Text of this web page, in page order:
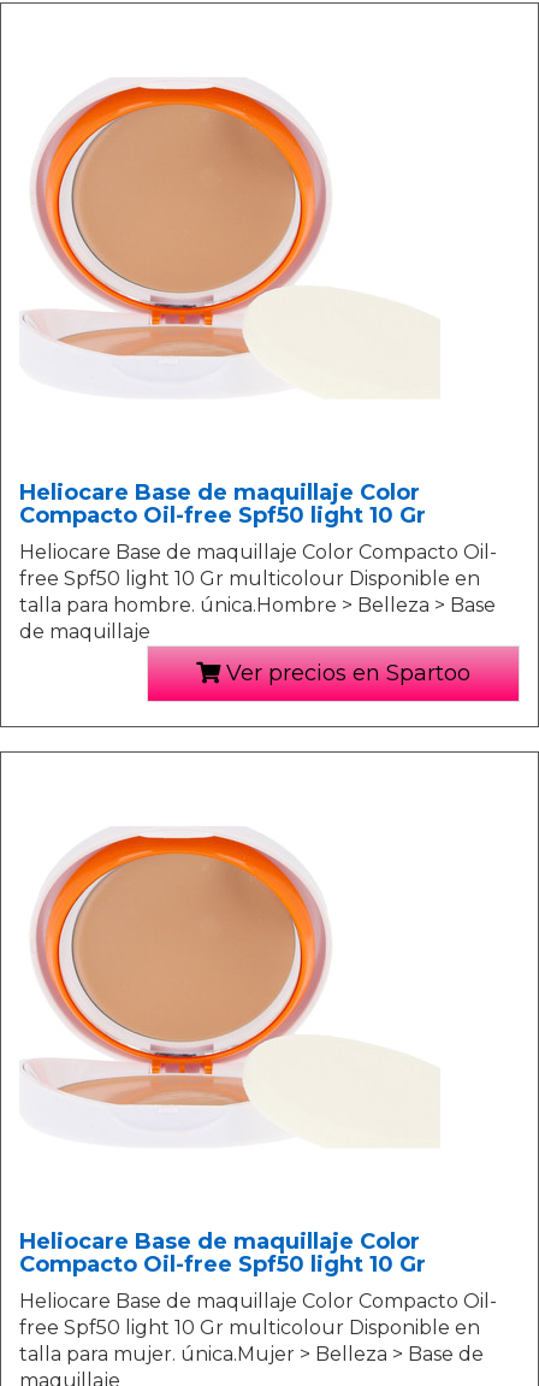
Heliocare Base de maquillaje Color
Compacto Oil-free Spf50 light 10 Gr
Heliocare Base de maquillaje Color Compacto Oil-
free Spf50 light 10 Gr multicolour Disponible en
talla para hombre. única.Hombre > Belleza > Base
de maquillaje
Ver precios en Spartoo
Heliocare Base de maquillaje Color
Compacto Oil-free Spf50 light 10 Gr
Heliocare Base de maquillaje Color Compacto Oil-
free Spf50 light 10 Gr multicolour Disponible en
talla para mujer. única.Mujer > Belleza > Base de
maquillaje